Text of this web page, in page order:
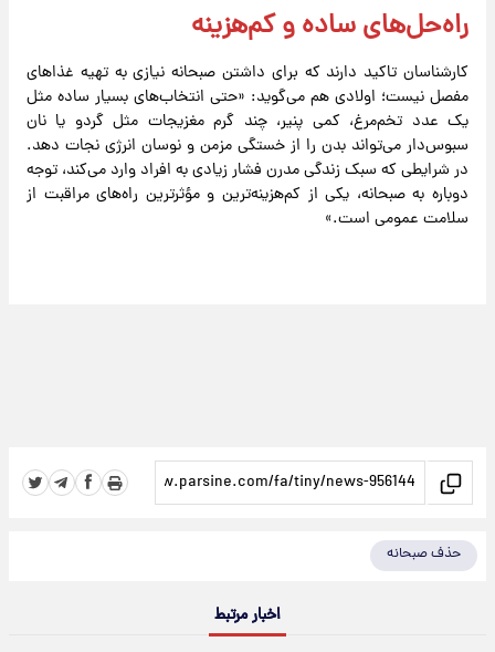
راه‌حل‌های ساده و کم‌هزینه
کارشناسان تاکید دارند که برای داشتن صبحانه نیازی به تهیه غذاهای
مفصل نیست؛ اولادی هم می‌گوید: «حتی انتخاب‌های بسیار ساده مثل
یک عدد تخم‌مرغ، کمی پنیر، چند گرم مغزیجات مثل گردو یا نان
سبوس‌دار می‌تواند بدن را از خستگی مزمن و نوسان انرژی نجات دهد.
در شرایطی که سبک زندگی مدرن فشار زیادی به افراد وارد می‌کند، توجه
دوباره به صبحانه، یکی از کم‌هزینه‌ترین و مؤثرترین راه‌های مراقبت از
سلامت عمومی است.»
حذف صبحانه
اخبار مرتبط